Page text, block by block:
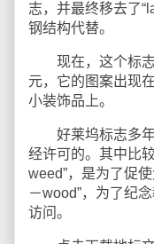
志，并最终移去了
钢结构代替。
现在，这个标志
元，它的图案出现
小装饰品上。
好莱坞标志多年
经许可的。其中比
weed”，是为了促
－wood”，为了纪
访问。